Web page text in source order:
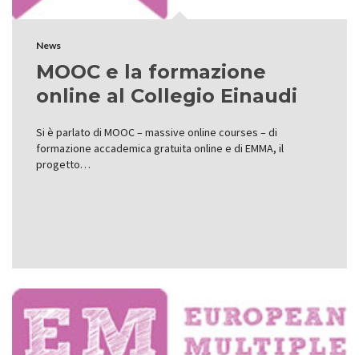
News
MOOC e la formazione
online al Collegio Einaudi
Si è parlato di MOOC – massive online courses – di
formazione accademica gratuita online e di EMMA, il
progetto…